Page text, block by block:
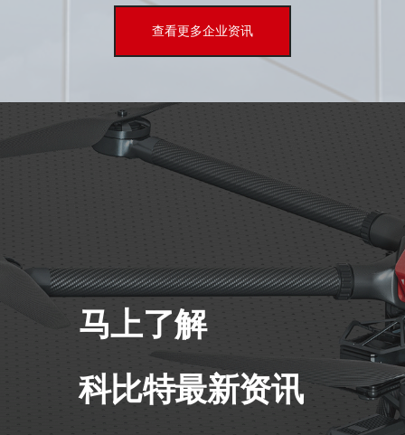
查看更多企业资讯
马上了解
科比特最新资讯